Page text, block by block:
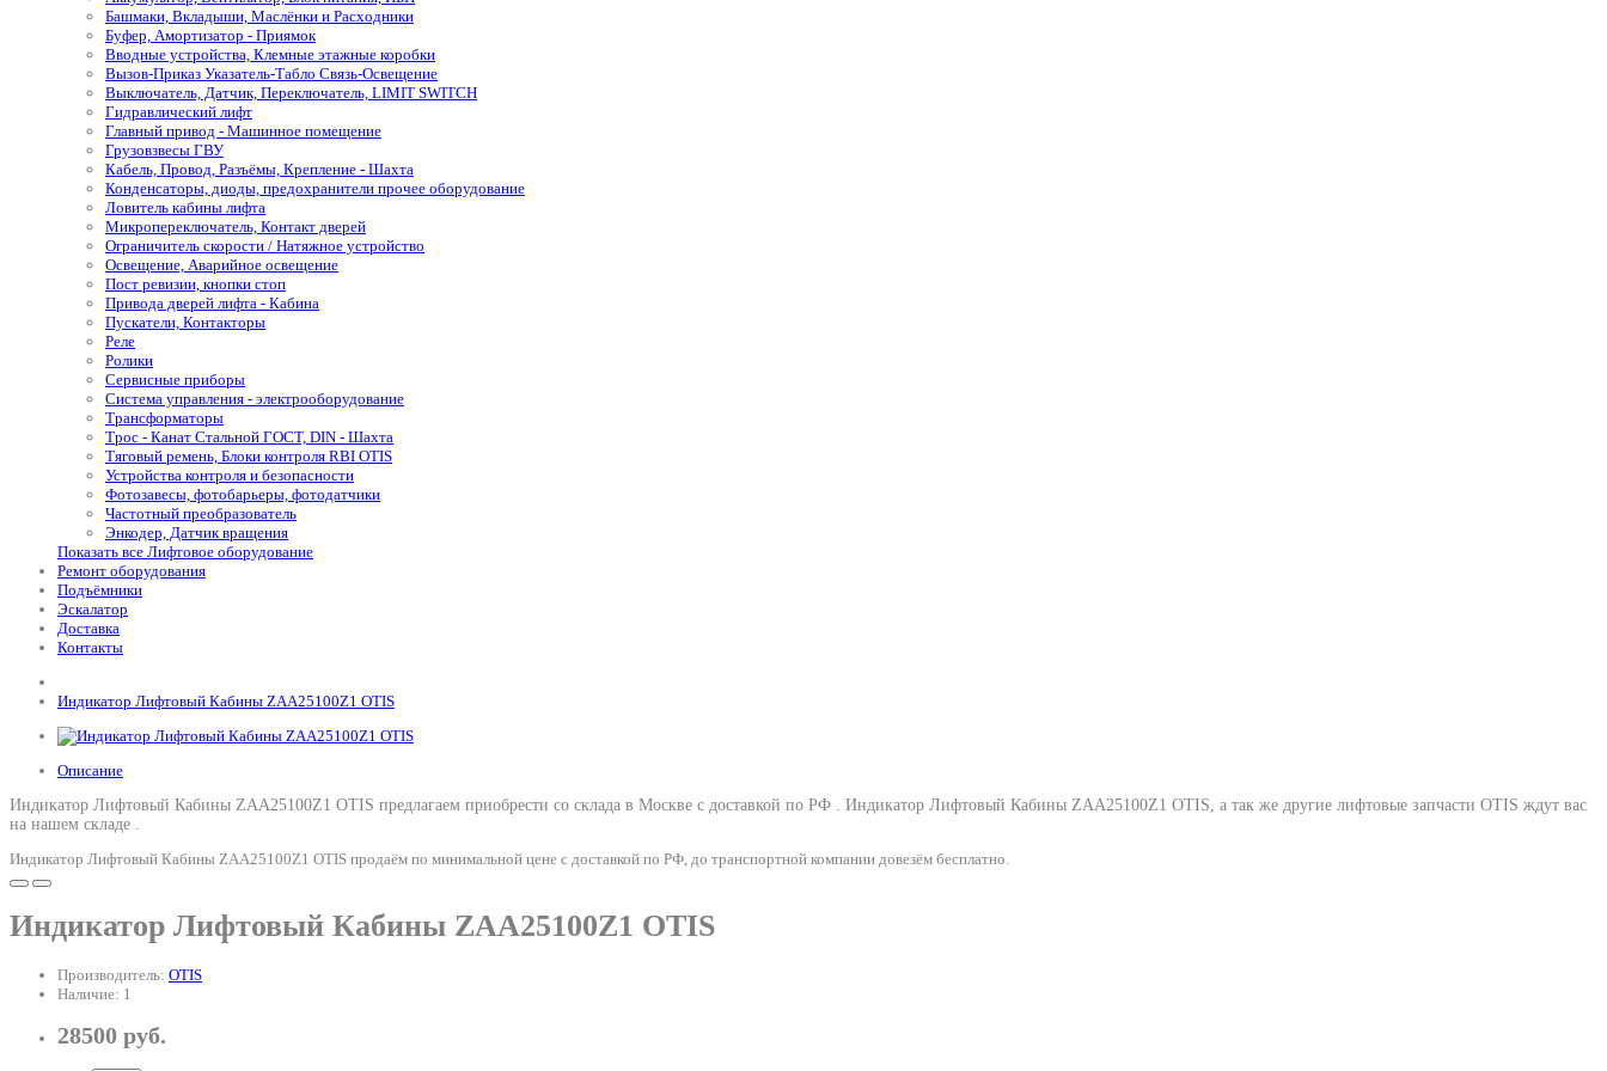
Башмаки, Вкладыши, Маслёнки и Расходники
Буфер, Амортизатор - Приямок
Вводные устройства, Клемные этажные коробки
Вызов-Приказ Указатель-Табло Связь-Освещение
Выключатель, Датчик, Переключатель, LIMIT SWITCH
Гидравлический лифт
Главный привод - Машинное помещение
Грузовзвесы ГВУ
Кабель, Провод, Разъёмы, Крепление - Шахта
Конденсаторы, диоды, предохранители прочее оборудование
Ловитель кабины лифта
Микропереключатель, Контакт дверей
Ограничитель скорости / Натяжное устройство
Освещение, Аварийное освещение
Пост ревизии, кнопки стоп
Привода дверей лифта - Кабина
Пускатели, Контакторы
Реле
Ролики
Сервисные приборы
Система управления - электрооборудование
Трансформаторы
Трос - Канат Стальной ГОСТ, DIN - Шахта
Тяговый ремень, Блоки контроля RBI OTIS
Устройства контроля и безопасности
Фотозавесы, фотобарьеры, фотодатчики
Частотный преобразователь
Энкодер, Датчик вращения
Показать все Лифтовое оборудование
Ремонт оборудования
Подъёмники
Эскалатор
Доставка
Контакты
Индикатор Лифтовый Кабины ZAA25100Z1 OTIS
Описание
Индикатор Лифтовый Кабины ZAA25100Z1 OTIS предлагаем приобрести со склада в Москве с доставкой по РФ . Индикатор Лифтовый Кабины ZAA25100Z1 OTIS, а так же другие лифтовые запчасти OTIS ждут вас
на нашем складе .
Индикатор Лифтовый Кабины ZAA25100Z1 OTIS продаём по минимальной цене с доставкой по РФ, до транспортной компании довезём бесплатно.
Индикатор Лифтовый Кабины ZAA25100Z1 OTIS
Производитель: OTIS
Наличие: 1
28500 руб.